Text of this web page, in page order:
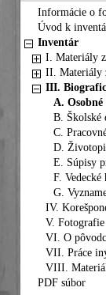
Informácie o
Úvod k
Inventár
I. Materiály
II. Materiály
III.
A.
B. Školské
C.
D.
E. Súpisy
F. Vedecké
G.
IV.
V. Fotografie
VI. O
VII. Práce
VIII.
PDF súbor